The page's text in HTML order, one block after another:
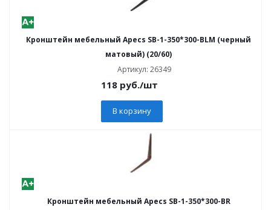
Кронштейн мебельный Apecs SB-1-350*300-BLM (черный
матовый) (20/60)
Артикул: 26349
118 руб./шт
В корзину
Кронштейн мебельный Apecs SB-1-350*300-BR